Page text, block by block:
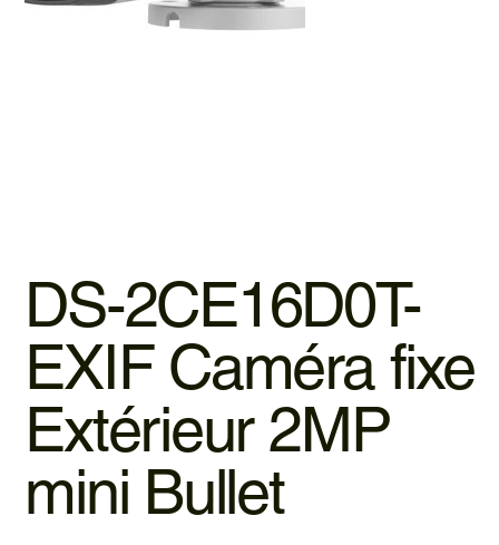
DS-2CE16D0T-
EXIF Caméra fixe
Extérieur 2MP
mini Bullet